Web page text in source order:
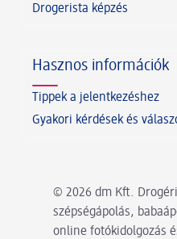
© 2026 dm Kft.
szépségápolás,
online fotókidolgozás
Drogerista képzés
Hasznos információk
Tippek a jelentkezéshez
Gyakori kérdések és